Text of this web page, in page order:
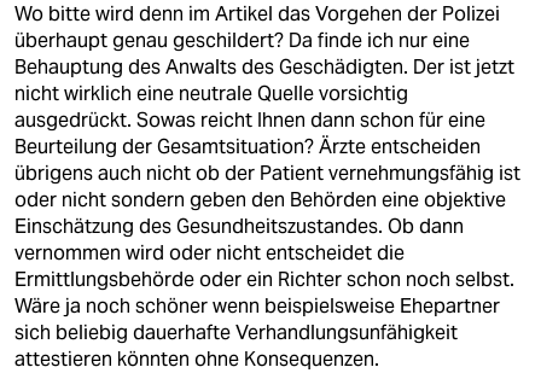
Wo bitte wird denn im Artikel das Vorgehen der Polizei
überhaupt genau geschildert? Da finde ich nur eine
Behauptung des Anwalts des Geschädigten. Der ist jetzt
nicht wirklich eine neutrale Quelle vorsichtig
ausgedrückt. Sowas reicht Ihnen dann schon für eine
Beurteilung der Gesamtsituation? Ärzte entscheiden
übrigens auch nicht ob der Patient vernehmungsfähig ist
oder nicht sondern geben den Behörden eine objektive
Einschätzung des Gesundheitszustandes. Ob dann
vernommen wird oder nicht entscheidet die
Ermittlungsbehörde oder ein Richter schon noch selbst.
Wäre ja noch schöner wenn beispielsweise Ehepartner
sich beliebig dauerhafte Verhandlungsunfähigkeit
attestieren könnten ohne Konsequenzen.